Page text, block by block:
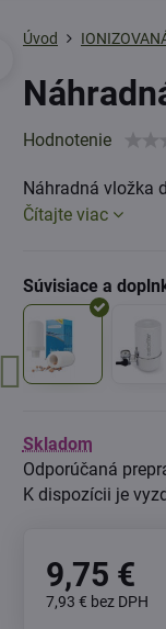
Úvod
Hodnotenie
Náhradná vložka
Čítajte viac
Skladom
9,75 €
7,93 € bez DPH